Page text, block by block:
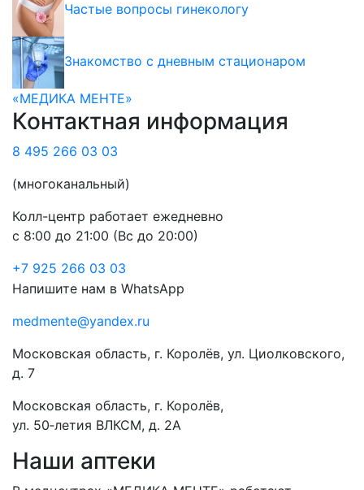
Частые вопросы гинекологу
Знакомство с дневным стационаром
«МЕДИКА МЕНТЕ»
Контактная информация
8 495 266 03 03
(многоканальный)
Колл-центр работает ежедневно
с 8:00 до 21:00 (Вс до 20:00)
+7 925 266 03 03
Напишите нам в WhatsApp
medmente@yandex.ru
Московская область, г. Королёв, ул. Циолковского,
д. 7
Московская область, г. Королёв,
ул. 50‑летия ВЛКСМ, д. 2А
Наши аптеки